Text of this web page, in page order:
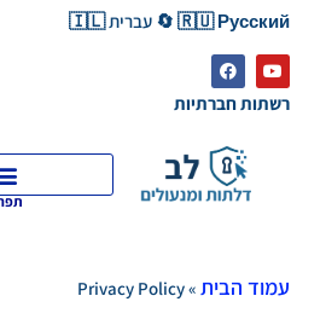
🇷🇺 Русский 🔄 עברית 🇮🇱
רשתות חברתיות
עמוד הבית »
Privacy Policy